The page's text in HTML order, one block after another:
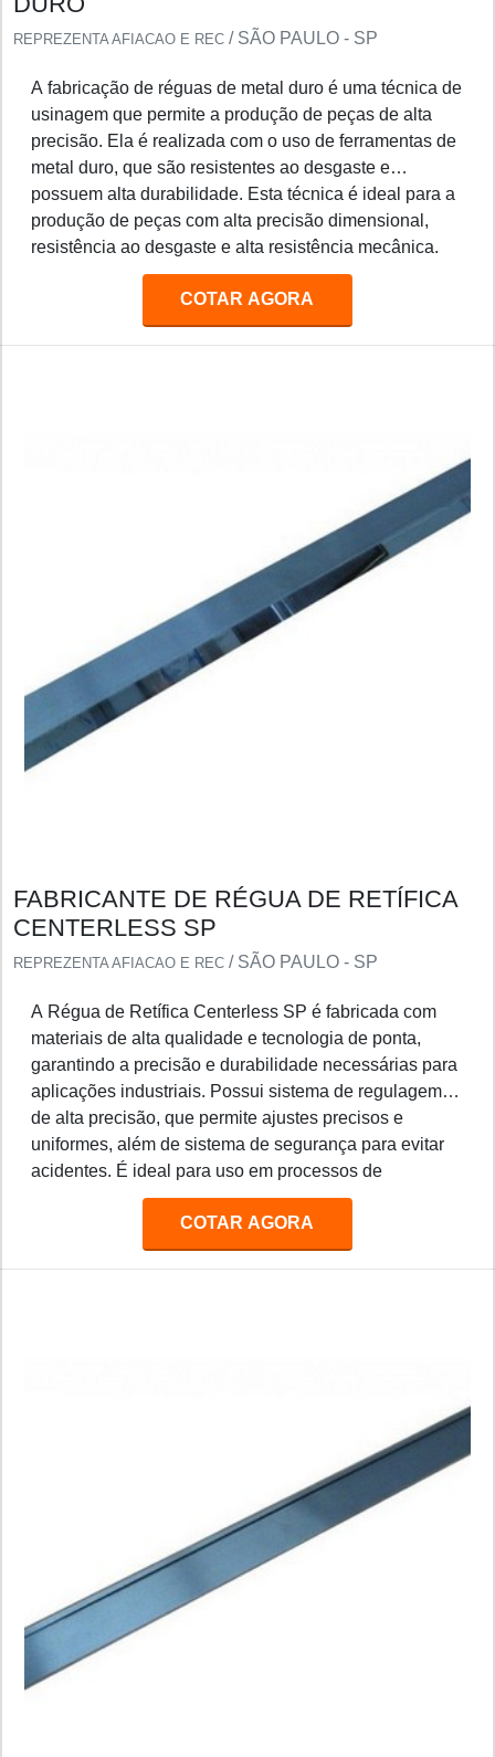
REPREZENTA AFIACAO E REC / SÃO PAULO - SP
A fabricação de réguas de metal duro é uma técnica de
usinagem que permite a produção de peças de alta
precisão. Ela é realizada com o uso de ferramentas de
metal duro, que são resistentes ao desgaste e
possuem alta durabilidade. Esta técnica é ideal para a
produção de peças com alta precisão dimensional,
resistência ao desgaste e alta resistência mecânica.
Além disso, a fabricação de réguas de metal duro é
uma ótima opção para a produção de peças em série,
pois permite a produção de peças com alta qualidade e
COTAR AGORA
FABRICANTE DE RÉGUA DE RETÍFICA
CENTERLESS SP
REPREZENTA AFIACAO E REC / SÃO PAULO - SP
A Régua de Retífica Centerless SP é fabricada com
materiais de alta qualidade e tecnologia de ponta,
garantindo a precisão e durabilidade necessárias para
aplicações industriais. Possui sistema de regulagem
de alta precisão, que permite ajustes precisos e
uniformes, além de sistema de segurança para evitar
acidentes. É ideal para uso em processos de
retificação de peças de precisão, como eixos, pinos,
COTAR AGORA